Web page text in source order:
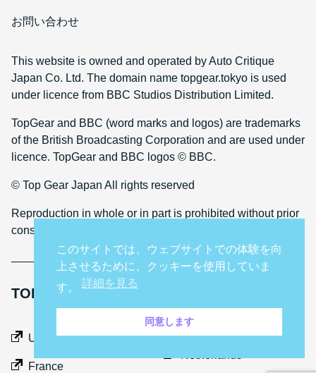
お問い合わせ
This website is owned and operated by Auto Critique
Japan Co. Ltd. The domain name topgear.tokyo is used
under licence from BBC Studios Distribution Limited.
TopGear and BBC (word marks and logos) are trademarks
of the British Broadcasting Corporation and are used under
licence. TopGear and BBC logos © BBC.
© Top Gear Japan All rights reserved
Reproduction in whole or in part is prohibited without prior
consent
TOP GEAR INTERNATIONAL SITES
UK
France
Middle East
このサイトでは、ウェブサイトでの体験を向
上させるために、クッキーを使用していま
す。 詳細を見る
同意します